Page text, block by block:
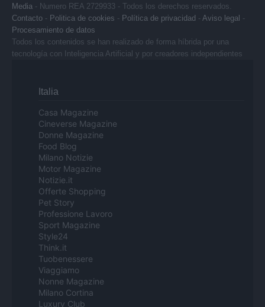
Media - Numero REA 2729933 - Todos los derechos reservados.
Contacto - Politica de cookies - Política de privacidad - Aviso legal -
Procesamiento de datos
Todos los contenidos se han realizado de forma híbrida por una
tecnología con Inteligencia Artificial y por creadores independientes
Italia
Casa Magazine
Cineverse Magazine
Donne Magazine
Food Blog
Milano Notizie
Motor Magazine
Notizie.it
Offerte Shopping
Pet Story
Professione Lavoro
Sport Magazine
Style24
Think.it
Tuobenessere
Viaggiamo
Nonne Magazine
Milano Cortina
Luxury Club